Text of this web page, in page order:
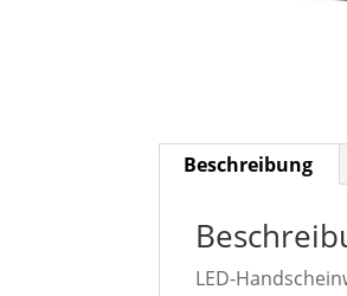
Beschreibung
LED-